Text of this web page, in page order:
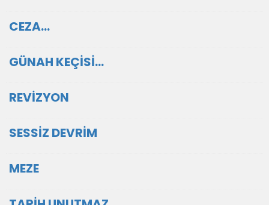
CEZA…
GÜNAH KEÇİSİ...
REVİZYON
SESSİZ DEVRİM
MEZE